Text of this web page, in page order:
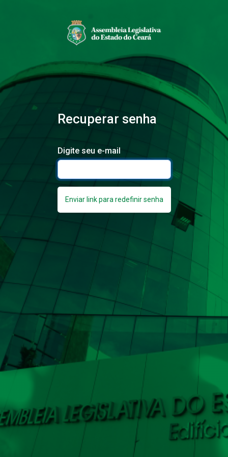
Recuperar senha
Digite seu e-mail
Enviar link para redefinir senha